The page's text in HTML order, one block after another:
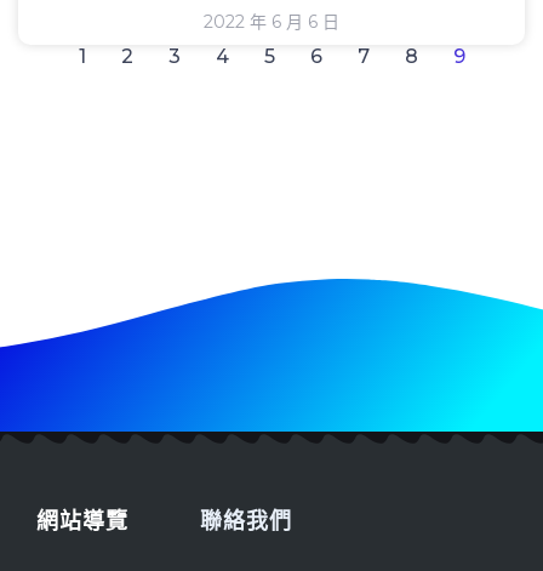
2022 年 6 月 6 日
1 2 3 4 5 6 7 8 9
網站導覽 聯絡我們